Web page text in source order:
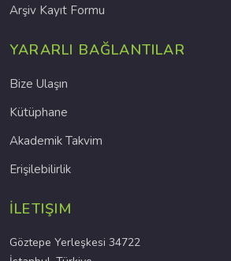
Arşiv Kayıt Formu
YARARLI BAĞLANTILAR
Bize Ulaşın
Kütüphane
Akademik Takvim
Erişilebilirlik
İLETIŞIM
Göztepe Yerleşkesi 34722